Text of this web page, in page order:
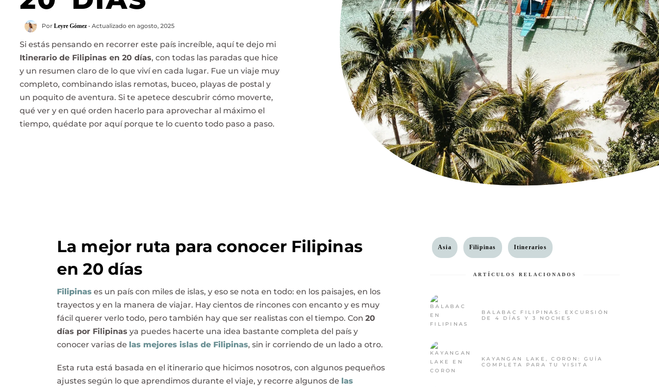
Por Leyre Gómez • Actualizado en agosto, 2025
Si estás pensando en recorrer este país increíble, aquí te dejo mi
Itinerario de Filipinas en 20 días, con todas las paradas que hice
y un resumen claro de lo que viví en cada lugar. Fue un viaje muy
completo, combinando islas remotas, buceo, playas de postal y
un poquito de aventura. Si te apetece descubrir cómo moverte,
qué ver y en qué orden hacerlo para aprovechar al máximo el
tiempo, quédate por aquí porque te lo cuento todo paso a paso.
La mejor ruta para conocer Filipinas
en 20 días
Filipinas es un país con miles de islas, y eso se nota en todo: en los paisajes, en los
trayectos y en la manera de viajar. Hay cientos de rincones con encanto y es muy
fácil querer verlo todo, pero también hay que ser realistas con el tiempo. Con20
días por Filipinas ya puedes hacerte una idea bastante completa del país y
conocer varias de las mejores islas de Filipinas, sin ir corriendo de un lado a otro.
Esta ruta está basada en el itinerario que hicimos nosotros, con algunos pequeños
ajustes según lo que aprendimos durante el viaje, y recorre algunos de las
Asia Filipinas Itinerarios
ARTÍCULOS RELACIONADOS
BALABAC FILIPINAS: EXCURSIÓN
DE 4 DÍAS Y 3 NOCHES
KAYANGAN LAKE, CORON: GUÍA
COMPLETA PARA TU VISITA